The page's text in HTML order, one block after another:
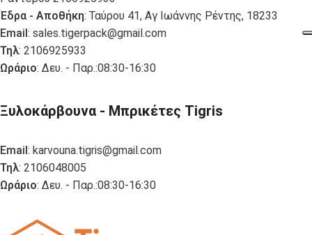
Έδρα - Αποθήκη: Ταύρου 41, Αγ Ιωάννης Ρέντης, 18233
Email : sales.tigerpack@gmail.com
Τηλ: 2106925933
Ωράριο: Δευ. - Παρ.:08:30-16:30
Ξυλοκάρβουνα - Μπρικέτες Tigris
Email : karvouna.tigris@gmail.com
Τηλ: 2106048005
Ωράριο: Δευ. - Παρ.:08:30-16:30